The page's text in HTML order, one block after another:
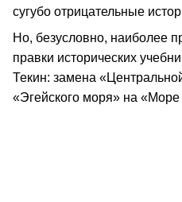
сугубо отрицательные
Но, безусловно, наиболее
правки исторических
Текин: замена
«Эгейского моря» на «Море